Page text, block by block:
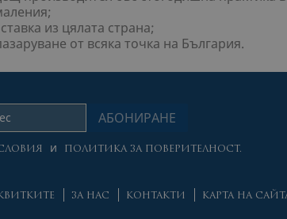
из цялата страна;
от всяка точка на България.
и ПОЛИТИКА ЗА ПОВЕРИТЕЛНОСТ.
ЗА НАС КОНТАКТИ КАРТА НА